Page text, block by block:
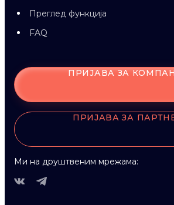
Преглед функција
FAQ
ПРИЈАВА ЗА
ПРИЈАВА ЗА
Ми на друштвеним мрежама: